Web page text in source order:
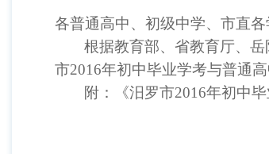
各普通高中、初级中学、市直各
根据教育部、省教育厅、
市2016年初中毕业学考与普通
附：《汨罗市2016年初中毕